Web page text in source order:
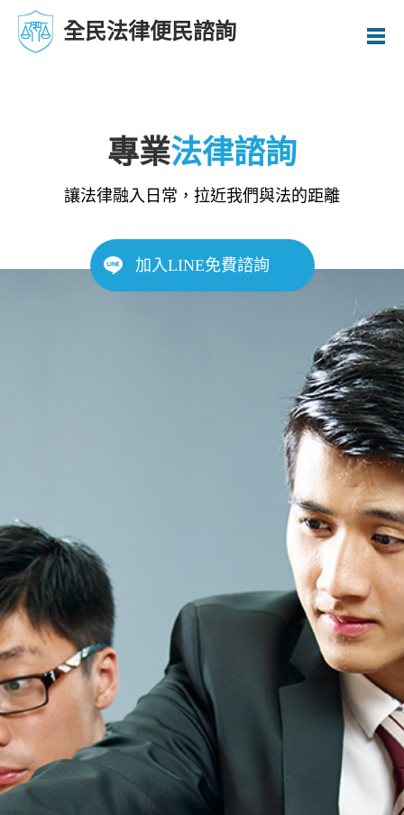
全民法律便民諮詢
專業法律諮詢
讓法律融入日常，拉近我們與法的距離
加入LINE免費諮詢